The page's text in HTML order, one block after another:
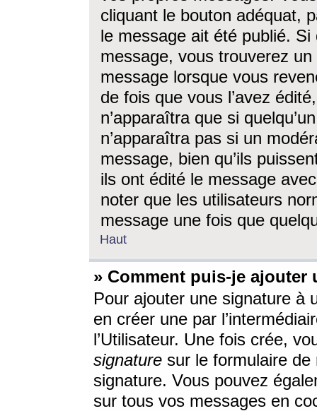
cliquant le bouton adéquat,
le message ait été publié. Si
message, vous trouverez
message lorsque vous
de fois que vous l’avez
n’apparaîtra que si
n’apparaîtra pas si un
message, bien qu’ils
ils ont édité le message
noter que les utilisateurs
message une fois que
Haut
» Comment puis-je ajouter
Pour ajouter une signature à
en créer une par
l’Utilisateur. Une fois crée,
signature sur le formulaire de
signature. Vous pouvez
sur tous vos messages en